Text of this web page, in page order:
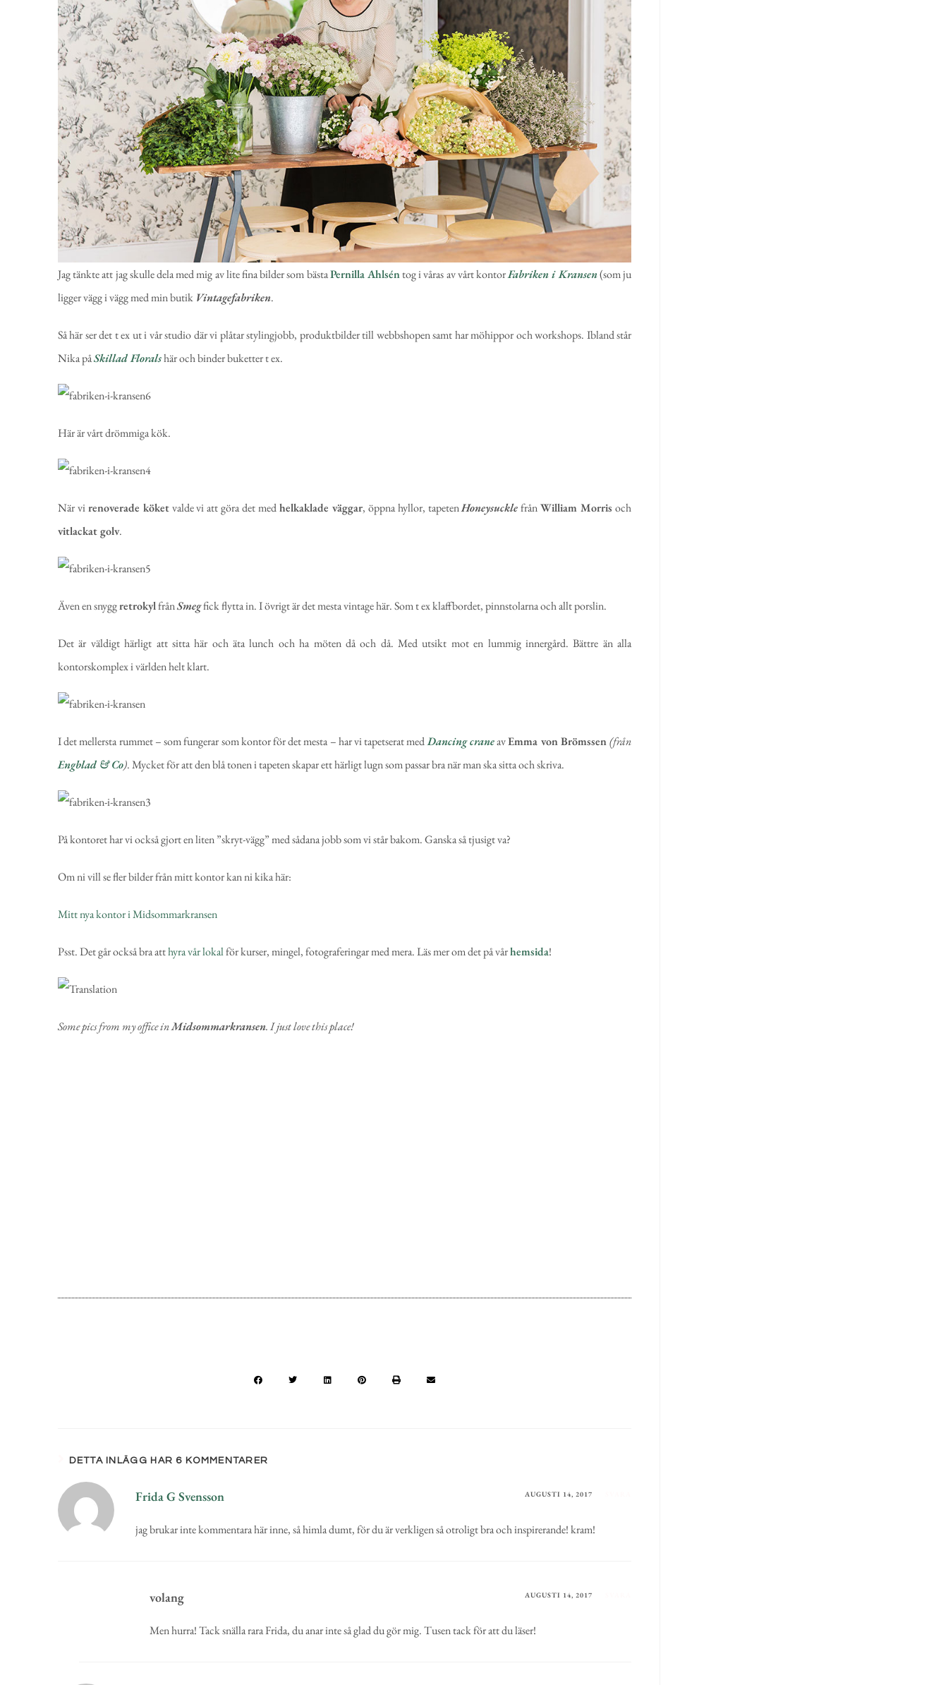
Jag tänkte att jag skulle dela med mig av lite fina bilder som bästaPernilla Ahlséntog i våras av vårt kontorFabriken i Kransen(som ju
ligger vägg i vägg med min butik Vintagefabriken.
Så här ser det t ex ut i vår studio där vi plåtar stylingjobb, produktbilder till webbshopen samt har möhippor och workshops. Ibland står
Nika påSkillad Floralshär och binder buketter t ex.
Här är vårt drömmiga kök.
När virenoverade köketvalde vi att göra det medhelkaklade väggar, öppna hyllor, tapetenHoneysucklefrånWilliam Morris och
vitlackat golv.
Även en snyggretrokylfrånSmegfick flytta in. I övrigt är det mesta vintage här. Som t ex klaffbordet, pinnstolarna och allt porslin.
Det är väldigt härligt att sitta här och äta lunch och ha möten då och då. Med utsikt mot en lummig innergård. Bättre än alla
kontorskomplex i världen helt klart.
I det mellersta rummet – som fungerar som kontor för det mesta – har vi tapetserat medDancing craneavEmma von Brömssen(från
Engblad & Co). Mycket för att den blå tonen i tapeten skapar ett härligt lugn som passar bra när man ska sitta och skriva.
På kontoret har vi också gjort en liten ”skryt-vägg” med sådana jobb som vi står bakom. Ganska så tjusigt va?
Om ni vill se fler bilder från mitt kontor kan ni kika här:
Mitt nya kontor i Midsommarkransen
Psst. Det går också bra atthyra vår lokalför kurser, mingel, fotograferingar med mera. Läs mer om det på vårhemsida!
Some pics from my office inMidsommarkransen. I just love this place!
DETTA INLÄGG HAR 6 KOMMENTARER
Frida G Svensson AUGUSTI 14, 2017
jag brukar inte kommentara här inne, så himla dumt, för du är verkligen så otroligt bra och inspirerande! kram!
volang AUGUSTI 14, 2017
Men hurra! Tack snälla rara Frida, du anar inte så glad du gör mig. Tusen tack för att du läser!